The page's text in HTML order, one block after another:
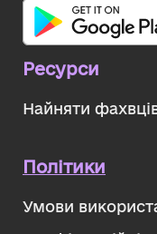
Ресурси
Найняти
Політики
Умови